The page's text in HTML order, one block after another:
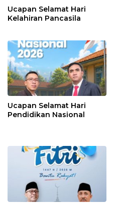
Ucapan Selamat Hari
Kelahiran Pancasila
Ucapan Selamat Hari
Pendidikan Nasional